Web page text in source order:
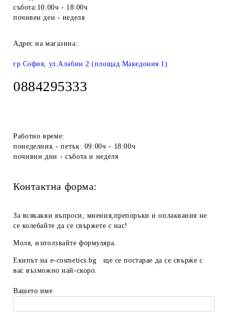
събота:10:00ч - 18:00ч
почивен ден - неделя
Адрес на магазина:
гр.София, ул.Алабин 2 (площад Македония 1)
0884295333
Работно време:
понеделник - петък: 09:00ч - 18:00ч
почивни дни - събота и неделя
Контактна форма:
За всякакви въпроси, мнения,препоръки и оплаквания не
се колебайте да се свържете с нас!
Моля, използвайте формуляра.
Екипът на e-cosmetics.bg
ще се постарае да се свърже с
вас възможно най-скоро.
Вашето име